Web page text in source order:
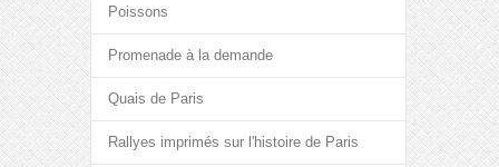
Poissons
Promenade à la demande
Quais de Paris
Rallyes imprimés sur l'histoire de Paris